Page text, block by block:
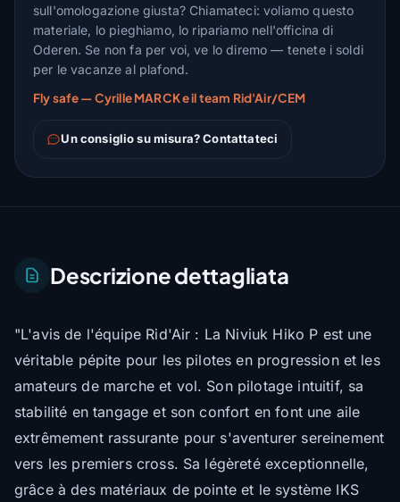
sull'omologazione giusta? Chiamateci: voliamo questo
materiale, lo pieghiamo, lo ripariamo nell'officina di
Oderen. Se non fa per voi, ve lo diremo — tenete i soldi
per le vacanze al plafond.
Fly safe — Cyrille MARCK e il team Rid'Air/CEM
Un consiglio su misura? Contattateci
Descrizione dettagliata
"L'avis de l'équipe Rid'Air : La Niviuk Hiko P est une
véritable pépite pour les pilotes en progression et les
amateurs de marche et vol. Son pilotage intuitif, sa
stabilité en tangage et son confort en font une aile
extrêmement rassurante pour s'aventurer sereinement
vers les premiers cross. Sa légèreté exceptionnelle,
grâce à des matériaux de pointe et le système IKS